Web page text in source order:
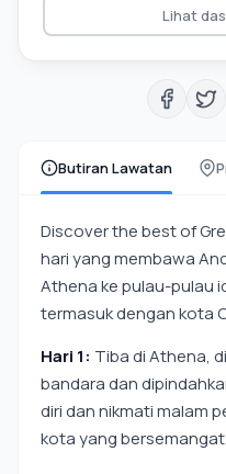
Butiran Lawatan
Discover the best of
hari yang membawa
Athena ke pulau-pulau
termasuk dengan kota
Hari 1: Tiba di Athena,
bandara dan
diri dan nikmati malam
kota yang bersemangat.
Lihat